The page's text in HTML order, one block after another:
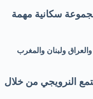
سكانية مهمة
ولبنان والمغرب
النرويجي من خلال